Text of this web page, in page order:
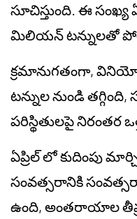
సూచిస్తుంది. ఈ సంఖ్య
మిలియన్ టన్నులతో
క్రమానుగతంగా,
టన్నుల నుండి
పరిస్థితులపై నిరంతర
ఏప్రిల్ లో కుదింపు
సంవత్సరానికి
ఉంది, అంతరాయాల